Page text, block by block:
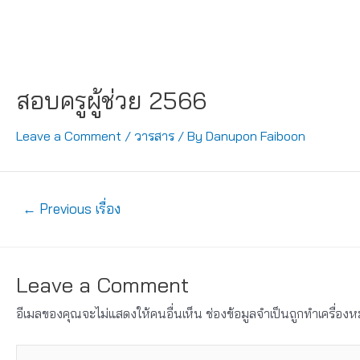
สอบครูผู้ช่วย 2566
Leave a Comment / วารสาร / By Danupon Faiboon
แนะแนว
← Previous เรื่อง
Leave a Comment
อีเมลของคุณจะไม่แสดงให้คนอื่นเห็น ช่องข้อมูลจำเป็นถูกทำเครื่อง